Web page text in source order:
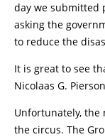
day we submitted
asking the
to reduce the
It is great to see
Nicolaas G.
Unfortunately, the
the circus. The